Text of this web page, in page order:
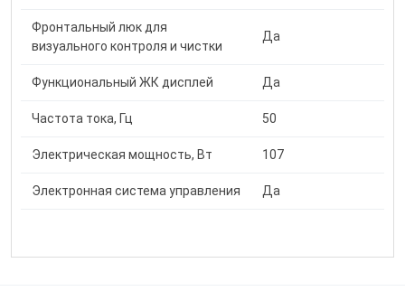
Фронтальный люк для
визуального контроля и чистки
Да
Функциональный ЖК дисплей Да
Частота тока, Гц 50
Электрическая мощность, Вт 107
Электронная система управления Да